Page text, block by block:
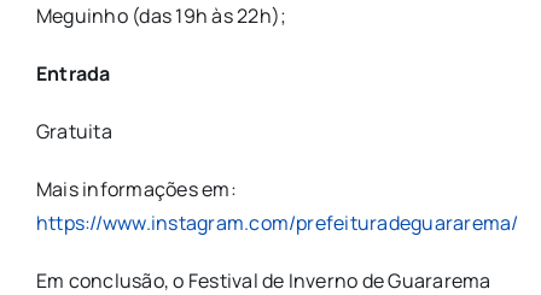
Meguinho (das 19h às 22h);
Entrada
Gratuita
Mais informações em:
https://www.instagram.com/prefeituradeguararema/
Em conclusão, o Festival de Inverno de Guararema